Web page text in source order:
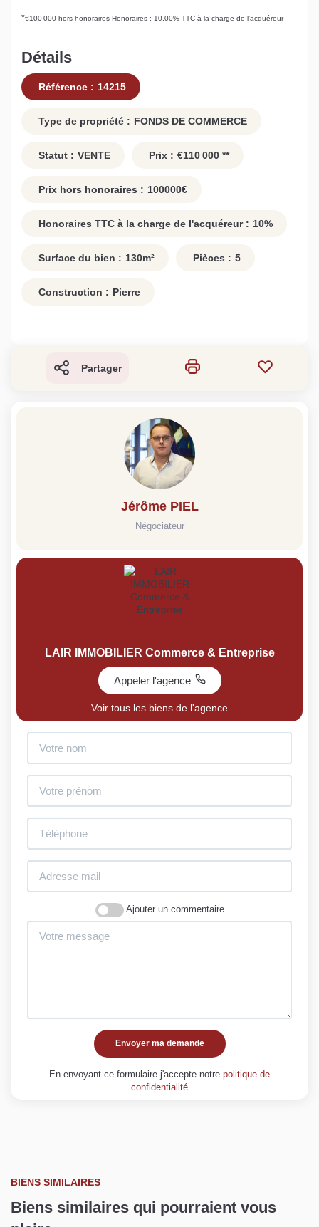
*€100 000 hors honoraires Honoraires : 10.00% TTC à la charge de l'acquéreur
Détails
Référence : 14215
Type de propriété : FONDS DE COMMERCE
Statut : VENTE Prix : €110 000 **
Prix hors honoraires : 100000€
Honoraires TTC à la charge de l'acquéreur : 10%
Surface du bien : 130m² Pièces : 5
Construction : Pierre
Partager
Jérôme PIEL
Négociateur
LAIR IMMOBILIER Commerce & Entreprise
Appeler l'agence
Voir tous les biens de l'agence
Ajouter un commentaire
Envoyer ma demande
En envoyant ce formulaire j'accepte notre politique de
confidentialité
BIENS SIMILAIRES
Biens similaires qui pourraient vous